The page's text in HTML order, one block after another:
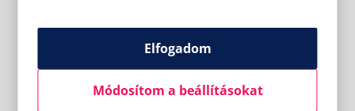
Elfogadom
Módosítom a beállításokat